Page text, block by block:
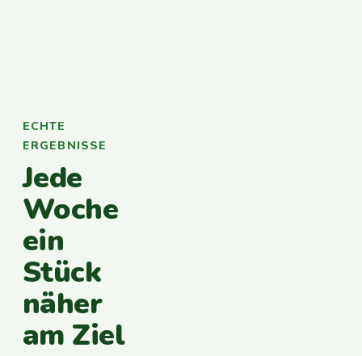
ECHTE
ERGEBNISSE
Jede
Woche
ein
Stück
näher
am Ziel